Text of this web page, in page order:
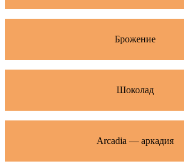
Брожение
Шоколад
Arcadia — аркадия